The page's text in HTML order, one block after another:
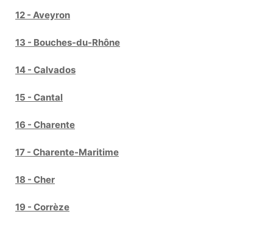
12 - Aveyron
13 - Bouches-du-Rhône
14 - Calvados
15 - Cantal
16 - Charente
17 - Charente-Maritime
18 - Cher
19 - Corrèze